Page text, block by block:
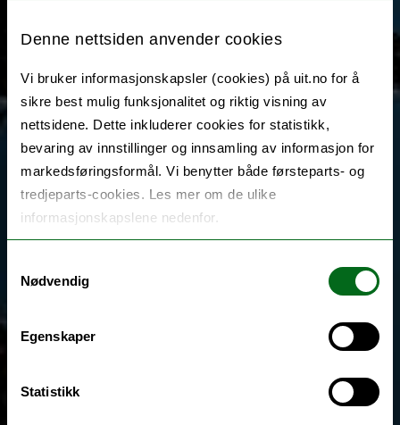
Denne nettsiden anvender cookies
Vi bruker informasjonskapsler (cookies) på uit.no for å
sikre best mulig funksjonalitet og riktig visning av
nettsidene. Dette inkluderer cookies for statistikk,
bevaring av innstillinger og innsamling av informasjon for
markedsføringsformål. Vi benytter både førsteparts- og
tredjeparts-cookies. Les mer om de ulike
informasjonskapslene nedenfor.
Nødvendig
Egenskaper
Statistikk